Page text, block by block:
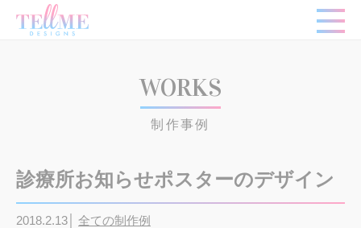
WORKS
制作事例
診療所お知らせポスターのデザイン
2018.2.13│ 全ての制作例